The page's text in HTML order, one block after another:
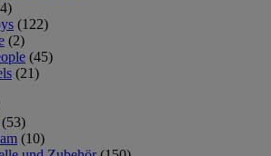
(122)
(2)
(45)
(21)
(53)
(10)